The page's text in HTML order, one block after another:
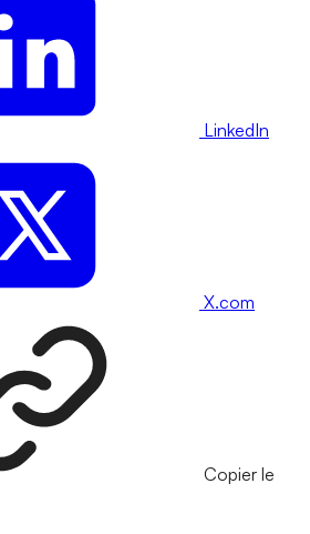
LinkedIn
X.com
Copier le